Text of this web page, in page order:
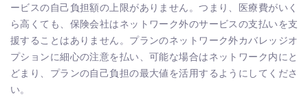
ービスの自己負担額の上限がありません。つまり、医療費がいく
ら高くても、保険会社はネットワーク外のサービスの支払いを支
援することはありません。プランのネットワーク外カバレッジオ
プションに細心の注意を払い、可能な場合はネットワーク内にと
どまり、プランの自己負担の最大値を活用するようにしてくださ
い。